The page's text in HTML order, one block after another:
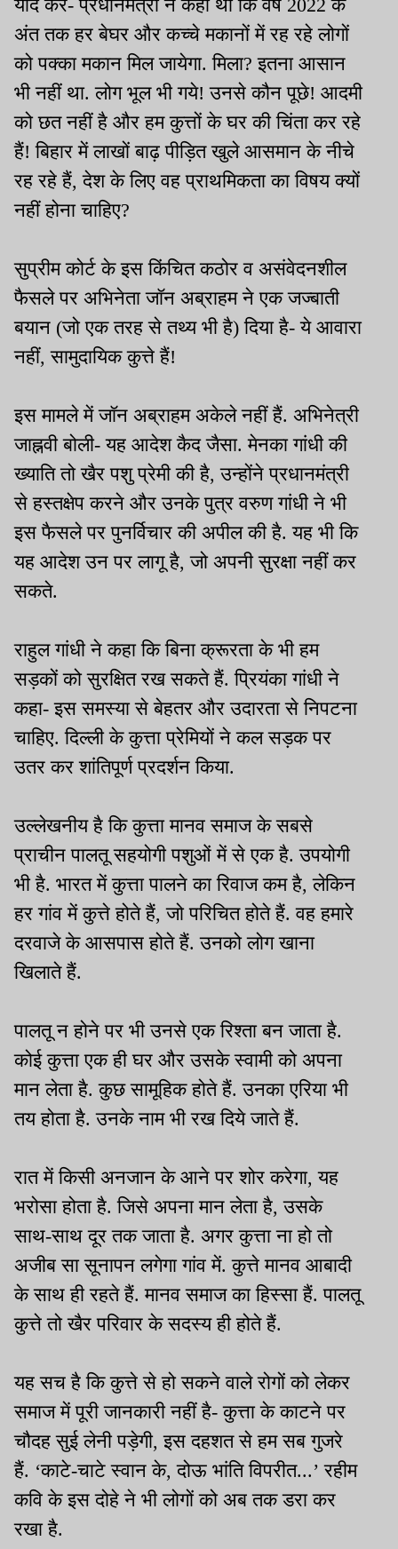
याद करें- प्रधानमंत्री ने कहा था कि वर्ष 2022 के
अंत तक हर बेघर और कच्चे मकानों में रह रहे लोगों
को पक्का मकान मिल जायेगा. मिला? इतना आसान
भी नहीं था. लोग भूल भी गये! उनसे कौन पूछे! आदमी
को छत नहीं है और हम कुत्तों के घर की चिंता कर रहे
हैं! बिहार में लाखों बाढ़ पीड़ित खुले आसमान के नीचे
रह रहे हैं, देश के लिए वह प्राथमिकता का विषय क्यों
नहीं होना चाहिए?
सुप्रीम कोर्ट के इस किंचित कठोर व असंवेदनशील
फैसले पर अभिनेता जॉन अब्राहम ने एक जज्बाती
बयान (जो एक तरह से तथ्य भी है) दिया है- ये आवारा
नहीं, सामुदायिक कुत्ते हैं!
इस मामले में जॉन अब्राहम अकेले नहीं हैं. अभिनेत्री
जाह्नवी बोली- यह आदेश कैद जैसा. मेनका गांधी की
ख्याति तो खैर पशु प्रेमी की है, उन्होंने प्रधानमंत्री
से हस्तक्षेप करने और उनके पुत्र वरुण गांधी ने भी
इस फैसले पर पुनर्विचार की अपील की है. यह भी कि
यह आदेश उन पर लागू है, जो अपनी सुरक्षा नहीं कर
सकते.
राहुल गांधी ने कहा कि बिना क्रूरता के भी हम
सड़कों को सुरक्षित रख सकते हैं. प्रियंका गांधी ने
कहा- इस समस्या से बेहतर और उदारता से निपटना
चाहिए. दिल्ली के कुत्ता प्रेमियों ने कल सड़क पर
उतर कर शांतिपूर्ण प्रदर्शन किया.
उल्लेखनीय है कि कुत्ता मानव समाज के सबसे
प्राचीन पालतू सहयोगी पशुओं में से एक है. उपयोगी
भी है. भारत में कुत्ता पालने का रिवाज कम है, लेकिन
हर गांव में कुत्ते होते हैं, जो परिचित होते हैं. वह हमारे
दरवाजे के आसपास होते हैं. उनको लोग खाना
खिलाते हैं.
पालतू न होने पर भी उनसे एक रिश्ता बन जाता है.
कोई कुत्ता एक ही घर और उसके स्वामी को अपना
मान लेता है. कुछ सामूहिक होते हैं. उनका एरिया भी
तय होता है. उनके नाम भी रख दिये जाते हैं.
रात में किसी अनजान के आने पर शोर करेगा, यह
भरोसा होता है. जिसे अपना मान लेता है, उसके
साथ-साथ दूर तक जाता है. अगर कुत्ता ना हो तो
अजीब सा सूनापन लगेगा गांव में. कुत्ते मानव आबादी
के साथ ही रहते हैं. मानव समाज का हिस्सा हैं. पालतू
कुत्ते तो खैर परिवार के सदस्य ही होते हैं.
यह सच है कि कुत्ते से हो सकने वाले रोगों को लेकर
समाज में पूरी जानकारी नहीं है- कुत्ता के काटने पर
चौदह सुई लेनी पड़ेगी, इस दहशत से हम सब गुजरे
हैं. ‘काटे-चाटे स्वान के, दोऊ भांति विपरीत...’ रहीम
कवि के इस दोहे ने भी लोगों को अब तक डरा कर
रखा है.